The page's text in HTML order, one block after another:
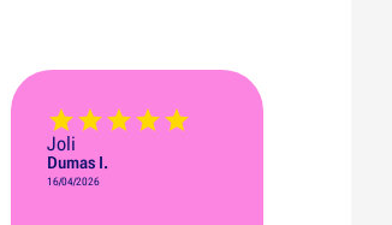
Joli
Dumas I.
16/04/2026